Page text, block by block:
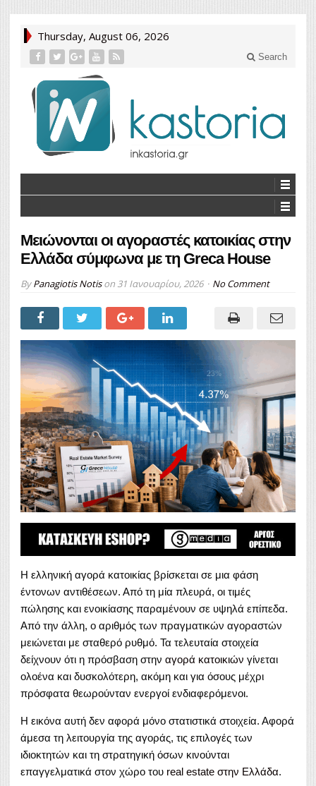
Thursday, August 06, 2026
Search
Μειώνονται οι αγοραστές κατοικίας στην
Ελλάδα σύμφωνα με τη Greca House
ByPanagiotis Notison 31 Ιανουαρίου, 2026 No Comment
Η ελληνική αγορά κατοικίας βρίσκεται σε μια φάση
έντονων αντιθέσεων. Από τη μία πλευρά, οι τιμές
πώλησης και ενοικίασης παραμένουν σε υψηλά επίπεδα.
Από την άλλη, ο αριθμός των πραγματικών αγοραστών
μειώνεται με σταθερό ρυθμό. Τα τελευταία στοιχεία
δείχνουν ότι η πρόσβαση στην αγορά κατοικιών γίνεται
ολοένα και δυσκολότερη, ακόμη και για όσους μέχρι
πρόσφατα θεωρούνταν ενεργοί ενδιαφερόμενοι.
Η εικόνα αυτή δεν αφορά μόνο στατιστικά στοιχεία. Αφορά
άμεσα τη λειτουργία της αγοράς, τις επιλογές των
ιδιοκτητών και τη στρατηγική όσων κινούνται
επαγγελματικά στον χώρο του real estate στην Ελλάδα.